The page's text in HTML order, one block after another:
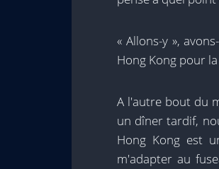
« Allons-y »,
Hong Kong pour
A l'autre bout du
un dîner tardif,
Hong Kong est
m'adapter au